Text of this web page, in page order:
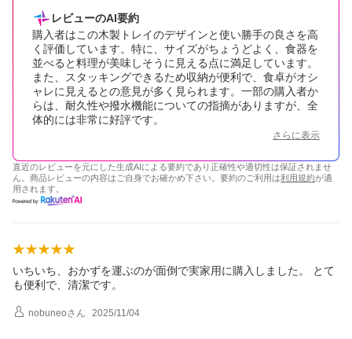
レビューのAI要約
購入者はこの木製トレイのデザインと使い勝手の良さを高
く評価しています。特に、サイズがちょうどよく、食器を
並べると料理が美味しそうに見える点に満足しています。
また、スタッキングできるため収納が便利で、食卓がオシ
ャレに見えるとの意見が多く見られます。一部の購入者か
らは、耐久性や撥水機能についての指摘がありますが、全
体的には非常に好評です。
さらに表示
直近のレビューを元にした生成AIによる要約であり正確性や適切性は保証されませ
ん。商品レビューの内容はご自身でお確かめ下さい。要約のご利用は利用規約が適
用されます。
いちいち、おかずを運ぶのが面倒で実家用に購入しました。 とて
も便利で、清潔です。
nobuneoさん 2025/11/04